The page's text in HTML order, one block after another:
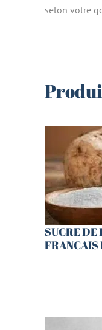
selon votre
SUCRE DE
FRANCAIS